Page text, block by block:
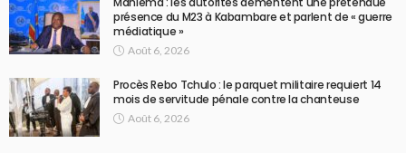
présence du M23 à Kabambare et parlent de « guerre
médiatique »
Août 6, 2026
Procès Rebo Tchulo : le parquet militaire requiert 14
mois de servitude pénale contre la chanteuse
Août 6, 2026